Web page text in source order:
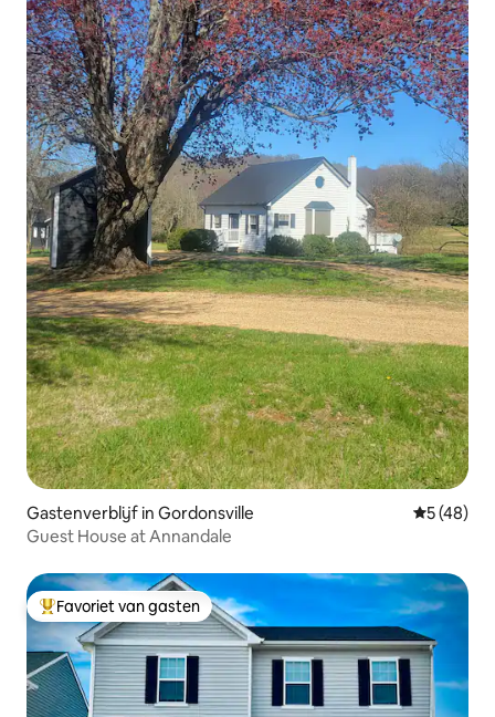
Gastenverblijf in Gordonsville
5 (48)
Guest House at Annandale
Topfavoriet van gasten
Favoriet van gasten